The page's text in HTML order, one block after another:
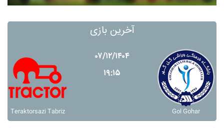
آخرین بازی
Teraktorsazi Tabriz
۰۷/۱۲/۱۴۰۴
۱۹:۱۵
Gol Gohar